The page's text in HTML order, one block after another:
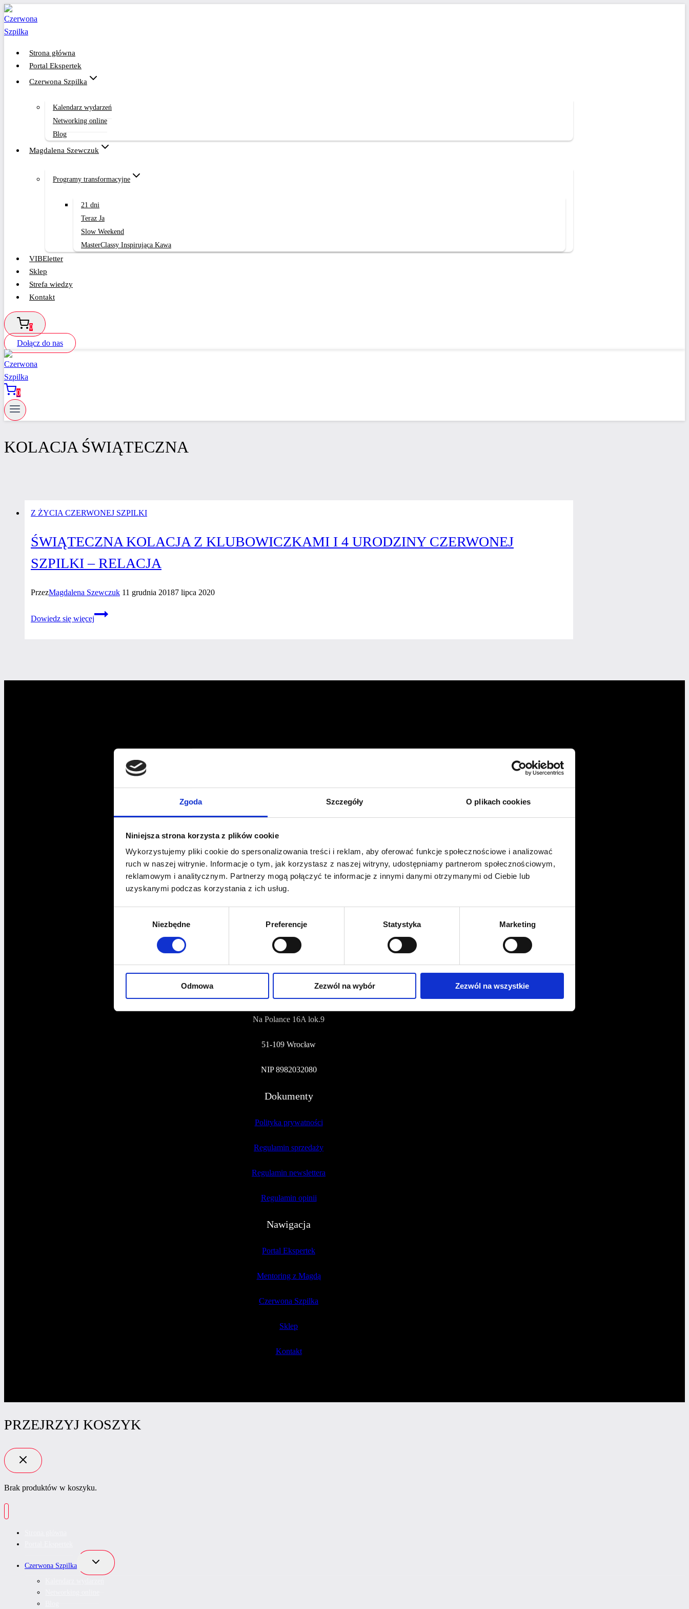
Zgoda Szczegóły O plikach cookies
Niniejsza strona korzysta z plików cookie
Wykorzystujemy pliki cookie do spersonalizowania treści i reklam, aby oferować funkcje społecznościowe i analizować
ruch w naszej witrynie. Informacje o tym, jak korzystasz z naszej witryny, udostępniamy partnerom społecznościowym,
reklamowym i analitycznym. Partnerzy mogą połączyć te informacje z innymi danymi otrzymanymi od Ciebie lub
uzyskanymi podczas korzystania z ich usług.
Niezbędne Preferencje Statystyka Marketing
Odmowa Zezwól na wybór Zezwól na wszystkie
Przejdź
do
treści
Strona główna
Portal Ekspertek
Czerwona Szpilka
Kalendarz wydarzeń
Networking online
Blog
Magdalena Szewczuk
Programy transformacyjne
21 dni
Teraz Ja
Slow Weekend
MasterClassy Inspirująca Kawa
VIBEletter
Sklep
Strefa wiedzy
Kontakt
0
Dołącz do nas
0
KOLACJA ŚWIĄTECZNA
Z ŻYCIA CZERWONEJ SZPILKI
ŚWIĄTECZNA KOLACJA Z KLUBOWICZKAMI I 4 URODZINY CZERWONEJ
SZPILKI – RELACJA
PrzezMagdalena Szewczuk 11 grudnia 20187 lipca 2020
Dowiedz się więcej
Świąteczna
Szpilka
Szpilka
Kontakt
kontakt@czerwonaszpilka.pl
+48 577 333 077
NUMER KONTA DO WPŁAT:
81 1090 2398 0000 0001 0191 1368
Adres
Na Polance 16A lok.9
51-109 Wrocław
NIP 8982032080
Dokumenty
Polityka prywatności
Regulamin sprzedaży
Regulamin newslettera
Regulamin opinii
Nawigacja
Portal Ekspertek
Mentoring z Magdą
Czerwona Szpilka
Sklep
Kontakt
PRZEJRZYJ KOSZYK
Brak produktów w koszyku.
Czerwona Szpilka
Przełącz
podrzędne